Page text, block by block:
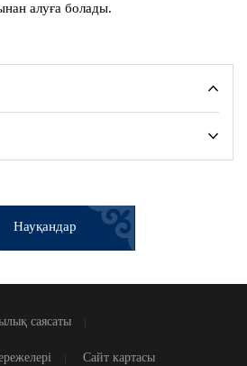
алуға болады.
Науқандар
саясаты
Сайт картасы